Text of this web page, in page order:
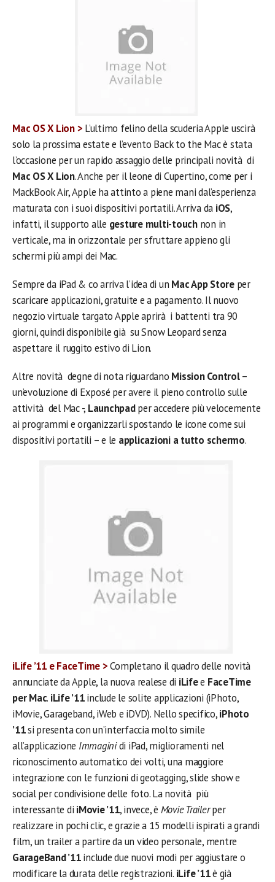
Mac OS X Lion > L’ultimo felino della scuderia Apple uscirà
solo la prossima estate e l’evento Back to the Mac è stata
l’occasione per un rapido assaggio delle principali novità di
Mac OS X Lion. Anche per il leone di Cupertino, come per i
MackBook Air, Apple ha attinto a piene mani dal’esperienza
maturata con i suoi dispositivi portatili. Arriva da iOS,
infatti, il supporto alle gesture multi-touchnon in
verticale, ma in orizzontale per sfruttare appieno gli
schermi più ampi dei Mac.
Sempre da iPad & co arriva l’idea di un Mac App Storeper
scaricare applicazioni, gratuite e a pagamento. Il nuovo
negozio virtuale targato Apple aprirà i battenti tra 90
giorni, quindi disponibile già su Snow Leopard senza
aspettare il ruggito estivo di Lion.
Altre novità degne di nota riguardano Mission Control–
un’evoluzione di Exposé per avere il pieno controllo sulle
attività del Mac -, Launchpadper accedere più velocemente
ai programmi e organizzarli spostando le icone come sui
dispositivi portatili – e le applicazioni a tutto schermo.
iLife ’11 e FaceTime >Completano il quadro delle novità
annunciate da Apple, la nuova realese di iLifee FaceTime
per Mac. iLife ’11include le solite applicazioni (iPhoto,
iMovie, Garageband, iWeb e iDVD). Nello specifico,iPhoto
’11si presenta con un’interfaccia molto simile
all’applicazione Immaginidi iPad, miglioramenti nel
riconoscimento automatico dei volti, una maggiore
integrazione con le funzioni di geotagging, slide show e
social per condivisione delle foto. La novità più
interessante di iMovie ’11, invece, è Movie Trailerper
realizzare in pochi clic, e grazie a 15 modelli ispirati a grandi
film, un trailer a partire da un video personale, mentre
GarageBand ’11include due nuovi modi per aggiustare o
modificare la durata delle registrazioni. iLife ’11è già